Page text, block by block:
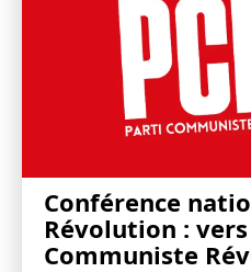
Conférence
Révolution :
Communiste